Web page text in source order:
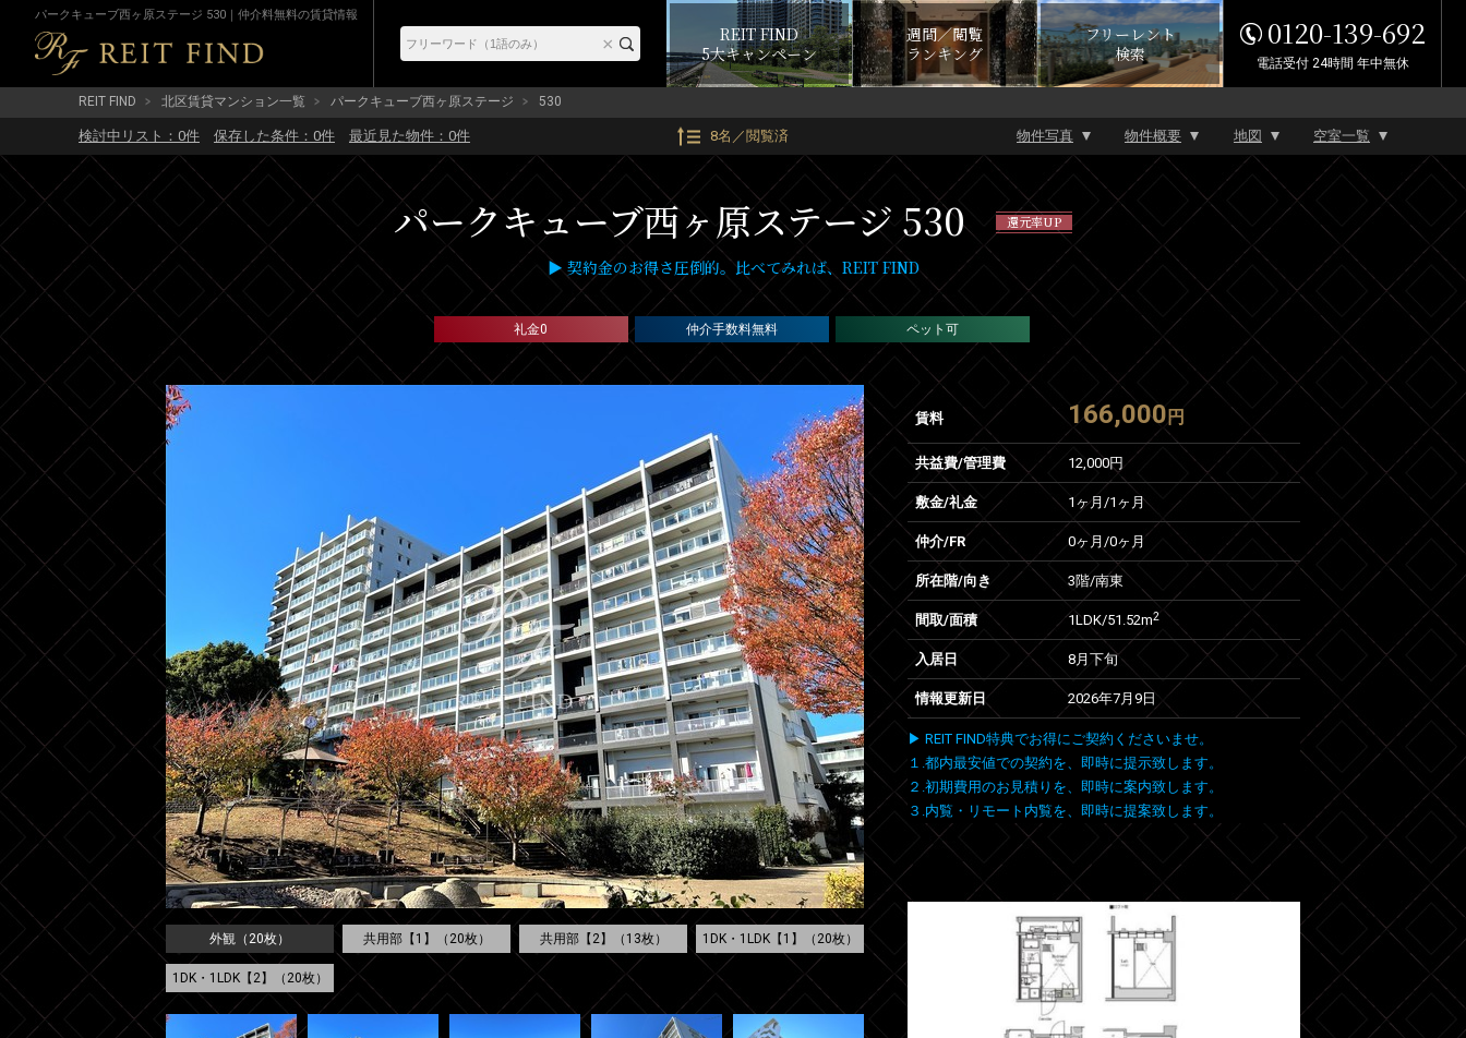
パークキューブ西ヶ原ステージ 530｜仲介料無料の賃貸情報
REIT FIND
5大キャンペーン
週間／閲覧
ランキング
フリーレント
検索
0120-139-692
電話受付 24時間 年中無休
REIT FIND 北区賃貸マンション一覧 パークキューブ西ヶ原ステージ 530
検討中リスト： 0件 保存した条件： 0件 最近見た物件： 0件 8名／閲覧済 物件写真 物件概要 地図 空室一覧
パークキューブ西ヶ原ステージ 530 還元率UP
▶ 契約金のお得さ圧倒的。比べてみれば、REIT FIND
礼金0 仲介手数料無料 ペット可
外観（20枚） 共用部【1】（20枚） 共用部【2】（13枚） 1DK・1LDK【1】（20枚）
1DK・1LDK【2】（20枚）
賃料 166,000 円
共益費/管理費 12,000円
敷金/礼金 1ヶ月 /1ヶ月
仲介/FR 0ヶ月 /0ヶ月
所在階/向き 3階/南東
間取/面積 1LDK/51.52m2
入居日 8月下旬
情報更新日 2026年7月9日
▶ REIT FIND特典でお得にご契約くださいませ。
１.都内最安値での契約を、即時に提示致します。
２.初期費用のお見積りを、即時に案内致します。
３.内覧・リモート内覧を、即時に提案致します。